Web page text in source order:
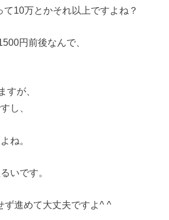
10万とかそれ以上ですよね？
円前後なんで、
すが、
し、
ね。
いです。
ず進めて大丈夫ですよ^ ^